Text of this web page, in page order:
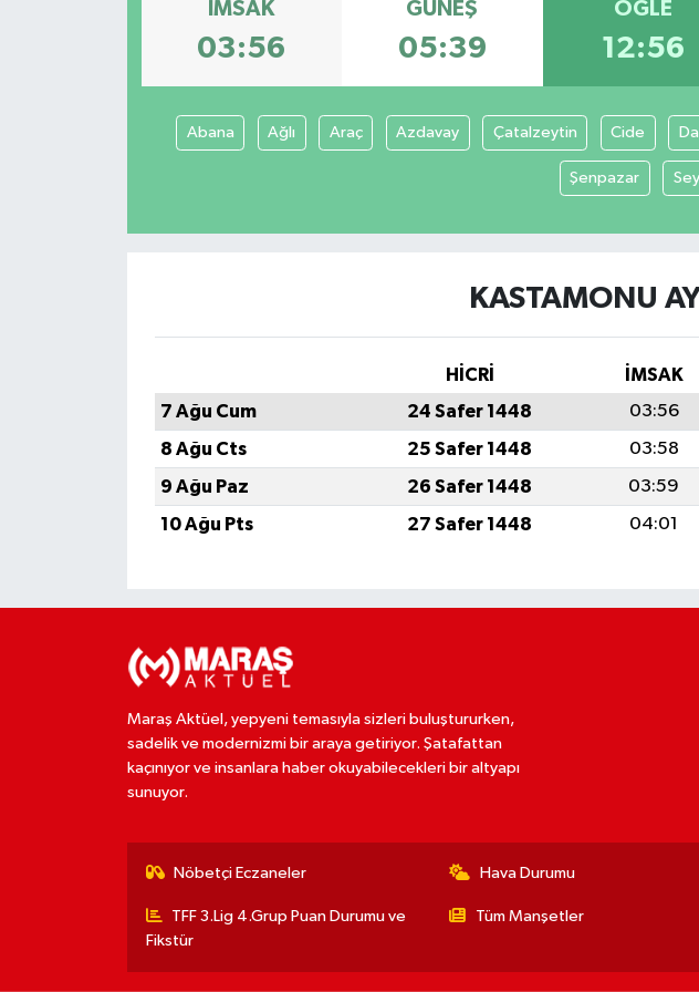
İMSAK
03:56
GÜNEŞ
05:39
ÖĞLE
12:56
Abana Ağlı Araç Azdavay Çatalzeytin Cide
Şenpazar
KASTAMONU
HİCRİ İMSAK
7 Ağu Cum
24 Safer 1448 03:56
8 Ağu Cts
25 Safer 1448 03:58
9 Ağu Paz
26 Safer 1448 03:59
10 Ağu Pts
27 Safer 1448 04:01
Maraş Aktüel, yepyeni temasıyla sizleri buluştururken,
sadelik ve modernizmi bir araya getiriyor. Şatafattan
kaçınıyor ve insanlara haber okuyabilecekleri bir altyapı
sunuyor.
Nöbetçi Eczaneler Hava Durumu
TFF 3.Lig 4.Grup Puan Durumu ve
Fikstür
Tüm Manşetler